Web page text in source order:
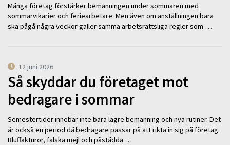
Många företag förstärker bemanningen under sommaren med
sommarvikarier och feriearbetare. Men även om anställningen bara
ska pågå några veckor gäller samma arbetsrättsliga regler som …
12 juni 2026
Så skyddar du företaget mot
bedragare i sommar
Semestertider innebär inte bara lägre bemanning och nya rutiner. Det
är också en period då bedragare passar på att rikta in sig på företag.
Bluffakturor, falska mejl och påstådda …